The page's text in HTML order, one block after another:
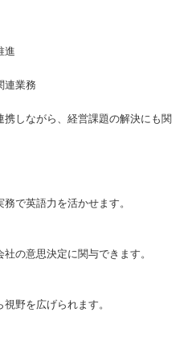
進
連業務
しながら、経営課題の解決にも関
で英語力を活かせます。
の意思決定に関与できます。
野を広げられます。